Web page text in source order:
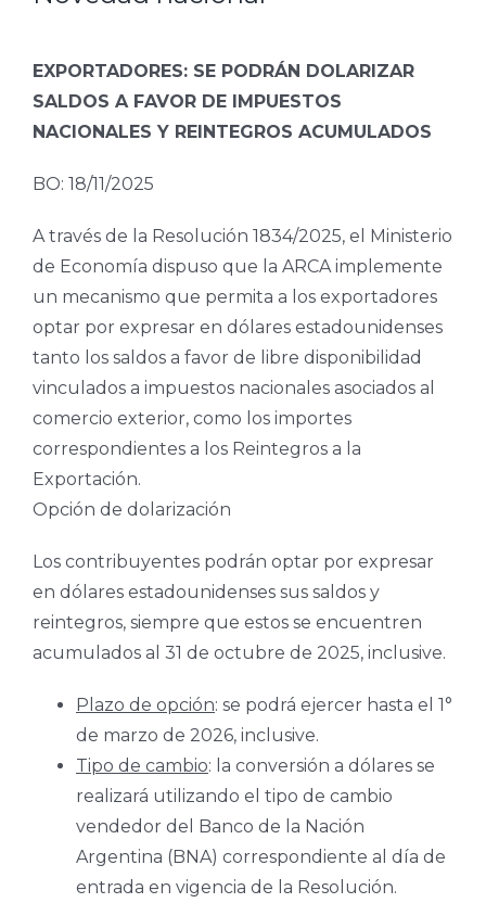
EXPORTADORES: SE PODRÁN DOLARIZAR
SALDOS A FAVOR DE IMPUESTOS
NACIONALES Y REINTEGROS ACUMULADOS
BO: 18/11/2025
A través de la Resolución 1834/2025, el Ministerio
de Economía dispuso que la ARCA implemente
un mecanismo que permita a los exportadores
optar por expresar en dólares estadounidenses
tanto los saldos a favor de libre disponibilidad
vinculados a impuestos nacionales asociados al
comercio exterior, como los importes
correspondientes a los Reintegros a la
Exportación.
Opción de dolarización
Los contribuyentes podrán optar por expresar
en dólares estadounidenses sus saldos y
reintegros, siempre que estos se encuentren
acumulados al 31 de octubre de 2025, inclusive.
Plazo de opción: se podrá ejercer hasta el 1°
de marzo de 2026, inclusive.
Tipo de cambio: la conversión a dólares se
realizará utilizando el tipo de cambio
vendedor del Banco de la Nación
Argentina (BNA) correspondiente al día de
entrada en vigencia de la Resolución.